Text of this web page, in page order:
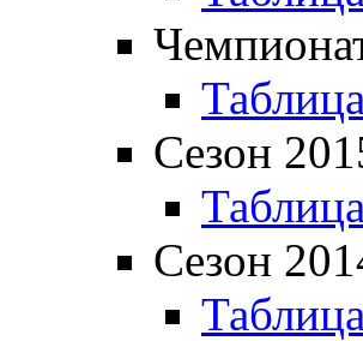
Таблица
Сезон
Таблица
Сезон
Таблица